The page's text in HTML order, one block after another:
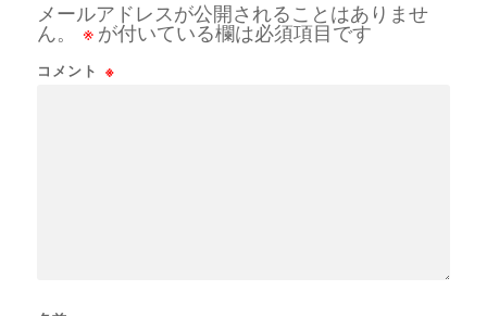
メールアドレスが公開されることはありませ
ん。
※ が付いている欄は必須項目です
コメント ※